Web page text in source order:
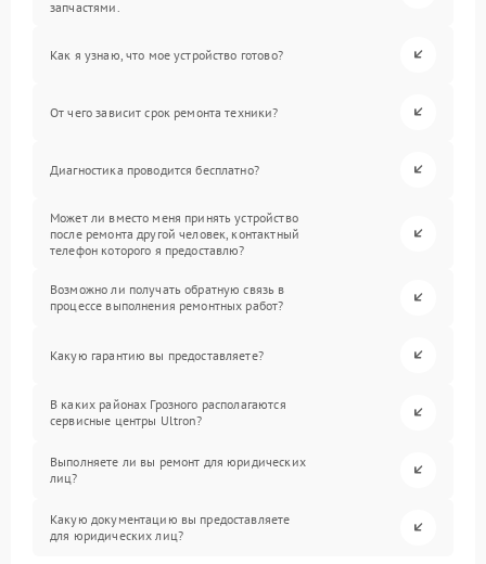
запчастями.
Как я узнаю, что мое устройство готово?
От чего зависит срок ремонта техники?
Диагностика проводится бесплатно?
Может ли вместо меня принять устройство
после ремонта другой человек, контактный
телефон которого я предоставлю?
Возможно ли получать обратную связь в
процессе выполнения ремонтных работ?
Какую гарантию вы предоставляете?
В каких районах Грозного располагаются
сервисные центры Ultron?
Выполняете ли вы ремонт для юридических
лиц?
Какую документацию вы предоставляете
для юридических лиц?